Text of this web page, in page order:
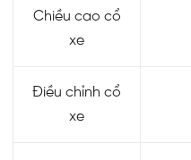
Chiều cao cổ
xe
Điều chỉnh cổ
xe